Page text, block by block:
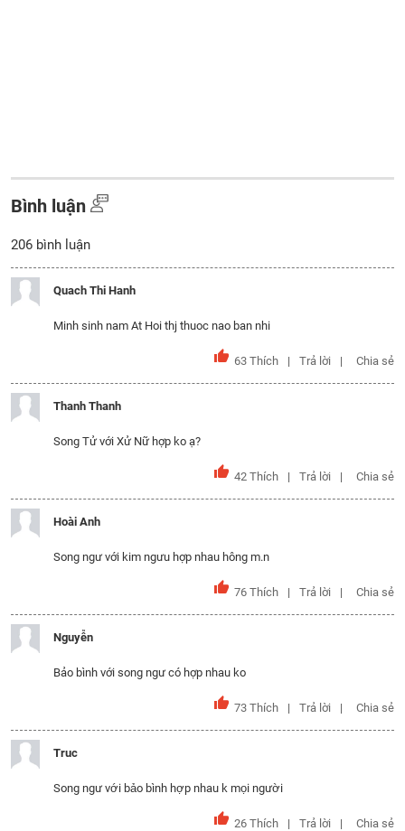
Bình luận
206 bình luận
Quach Thi Hanh
Minh sinh nam At Hoi thj thuoc nao ban nhi
63 Thích Trả lời Chia sẻ
Thanh Thanh
Song Tử với Xử Nữ hợp ko ạ?
42 Thích Trả lời Chia sẻ
Hoài Anh
Song ngư với kim ngưu hợp nhau hông m.n
76 Thích Trả lời Chia sẻ
Nguyễn
Bảo bình với song ngư có hợp nhau ko
73 Thích Trả lời Chia sẻ
Truc
Song ngư với bảo bình hợp nhau k mọi người
26 Thích Trả lời Chia sẻ